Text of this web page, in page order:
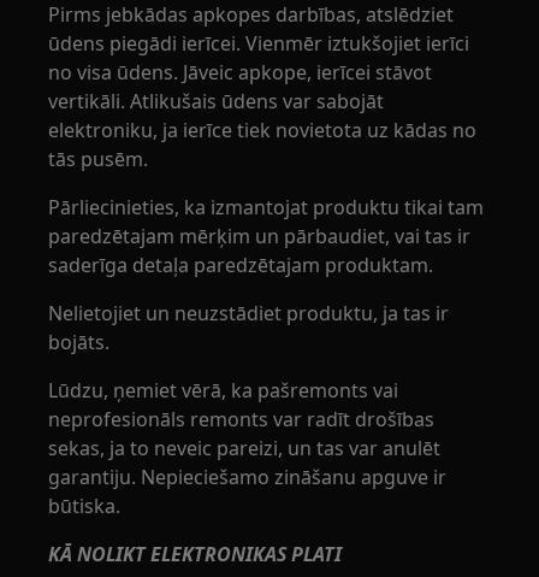
Pirms jebkādas apkopes darbības, atslēdziet
ūdens piegādi ierīcei. Vienmēr iztukšojiet ierīci
no visa ūdens. Jāveic apkope, ierīcei stāvot
vertikāli. Atlikušais ūdens var sabojāt
elektroniku, ja ierīce tiek novietota uz kādas no
tās pusēm.
Pārliecinieties, ka izmantojat produktu tikai tam
paredzētajam mērķim un pārbaudiet, vai tas ir
saderīga detaļa paredzētajam produktam.
Nelietojiet un neuzstādiet produktu, ja tas ir
bojāts.
Lūdzu, ņemiet vērā, ka pašremonts vai
neprofesionāls remonts var radīt drošības
sekas, ja to neveic pareizi, un tas var anulēt
garantiju. Nepieciešamo zināšanu apguve ir
būtiska.
KĀ NOLIKT ELEKTRONIKAS PLATI